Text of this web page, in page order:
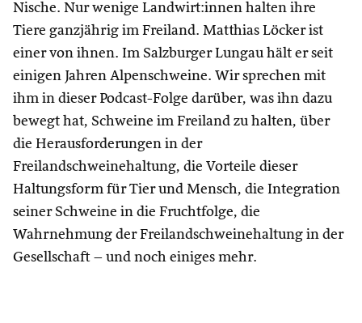
Nische. Nur wenige Landwirt:innen halten ihre
Tiere ganzjährig im Freiland. Matthias Löcker ist
einer von ihnen. Im Salzburger Lungau hält er seit
einigen Jahren Alpenschweine. Wir sprechen mit
ihm in dieser Podcast-Folge darüber, was ihn dazu
bewegt hat, Schweine im Freiland zu halten, über
die Herausforderungen in der
Freilandschweinehaltung, die Vorteile dieser
Haltungsform für Tier und Mensch, die Integration
seiner Schweine in die Fruchtfolge, die
Wahrnehmung der Freilandschweinehaltung in der
Gesellschaft – und noch einiges mehr.